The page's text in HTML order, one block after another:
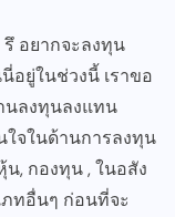
อยากจะลงทุน
อยู่ในช่วงนี้ เราขอ
นลงทุนลงแทน
ใจในด้านการลงทุน
, กองทุน , ในอสัง
ทอื่นๆ ก่อนที่จะ